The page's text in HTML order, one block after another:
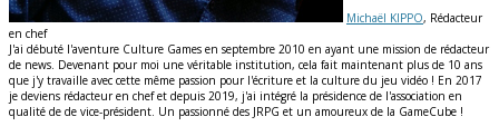
Michaël KIPPO, Rédacteur
en chef
J'ai débuté l'aventure Culture Games en septembre 2010 en ayant une mission de rédacteur
de news. Devenant pour moi une véritable institution, cela fait maintenant plus de 10 ans
que j'y travaille avec cette même passion pour l'écriture et la culture du jeu vidéo ! En 2017
je deviens rédacteur en chef et depuis 2019, j'ai intégré la présidence de l'association en
qualité de de vice-président. Un passionné des JRPG et un amoureux de la GameCube !